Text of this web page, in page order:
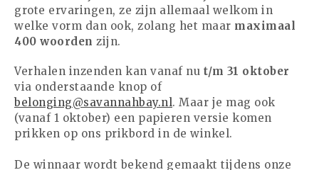
Summer Stories 2026
21 juni: Lazy Queer Sunday
augustus 2026
grote ervaringen, ze zijn allemaal welkom in
welke vorm dan ook, zolang het maar maximaal
400 woorden zijn.
Verhalen inzenden kan vanaf nu t/m 31 oktober
via onderstaande knop of
belonging@savannahbay.nl. Maar je mag ook
(vanaf 1 oktober) een papieren versie komen
prikken op ons prikbord in de winkel.
De winnaar wordt bekend gemaakt tijdens onze